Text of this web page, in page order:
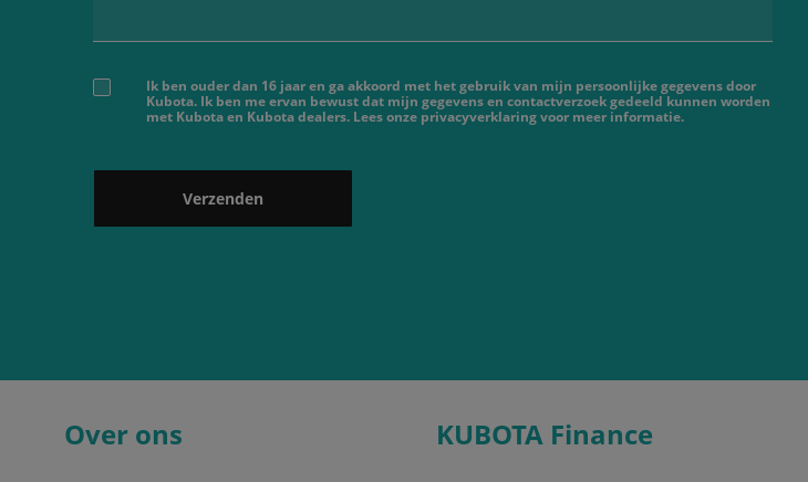
Ik ben ouder dan 16 jaar en ga akkoord met het gebruik van mijn persoonlijke gegevens door
Kubota. Ik ben me ervan bewust dat mijn gegevens en contactverzoek gedeeld kunnen worden
met Kubota en Kubota dealers. Lees onze privacyverklaring voor meer informatie.
Verzenden
Over ons KUBOTA Finance